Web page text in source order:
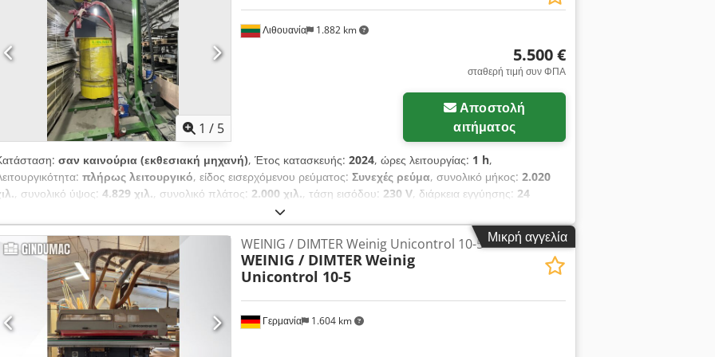
1 / 5
Λιθουανία 1.882 km
5.500 €
σταθερή τιμή συν ΦΠΑ
Αποστολή
αιτήματος
σαν καινούρια (εκθεσιακή μηχανή), Έτος κατασκευής: 2024, ώρες λειτουργίας: 1 h,
πλήρως λειτουργικό, είδος εισερχόμενου ρεύματος: Συνεχές ρεύμα, συνολικό μήκος: 2.020
, συνολικό ύψος: 4.829 χιλ., συνολικό πλάτος: 2.000 χιλ., τάση εισόδου: 230 V, διάρκεια εγγύησης: 24
, UMG-111.7 Συσκευή συσκευασίας καυσόξυλων σε παλέτα Euro -
για τη συσκευασία καυσόξυλων τυλίγοντας ένα δίχτυ γύρω από μια ειδική φόρμα, η οποία στη
ανυψώνεται και στη συνέχεια τραβιέται τα συσκευασμένα καυσόξυλα σε μια παλέτα. Η συσκευή
και βελτιώνει την ποιότητα της συσκευασίας καυσόξυλων. Dsdjvf Iuuspfx Ahyskr
Μικρή αγγελία
Γερμανία 1.604 km
WEINIG / DIMTER Weinig Unicontrol 10-5
WEINIG / DIMTERWeinig
Unicontrol 10-5